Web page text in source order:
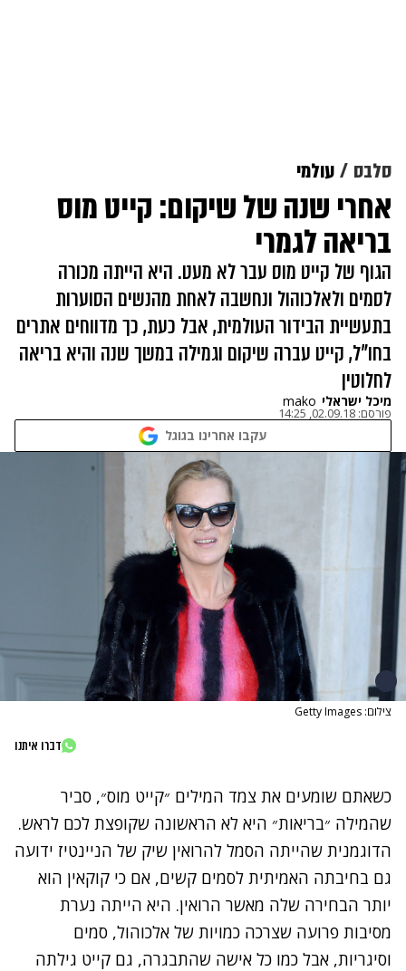
סלבס עולמי
אחרי שנה של שיקום: קייט מוס
בריאה לגמרי
הגוף של קייט מוס עבר לא מעט. היא הייתה מכורה
לסמים ולאלכוהול ונחשבה לאחת מהנשים הסוערות
בתעשיית הבידור העולמית, אבל כעת, כך מדווחים אתרים
בחו"ל, קייט עברה שיקום וגמילה במשך שנה והיא בריאה
לחלוטין
מיכל ישראלי mako
פורסם: 02.09.18, 14:25
עקבו אחרינו בגוגל
צילום: Getty Images
דברו איתנו
כשאתם שומעים את צמד המילים ״קייט מוס״, סביר
שהמילה ״בריאות״ היא לא הראשונה שקופצת לכם לראש.
הדוגמנית שהייתה הסמל להרואין שיק של הניינטיז ידועה
גם בחיבתה האמיתית לסמים קשים, אם כי קוקאין הוא
יותר הבחירה שלה מאשר הרואין. היא הייתה נערת
מסיבות פרועה שצרכה כמויות של אלכוהול, סמים
וסיגריות, אבל כמו כל אישה שהתבגרה, גם קייט גילתה